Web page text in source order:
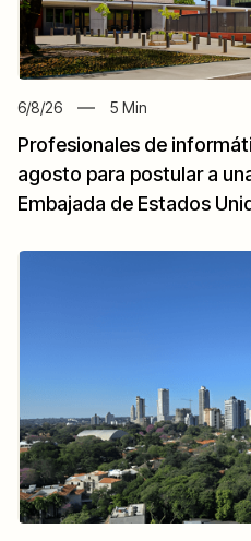
6/8/26 5 Min
Profesionales de
agosto para postular a
Embajada de Estados